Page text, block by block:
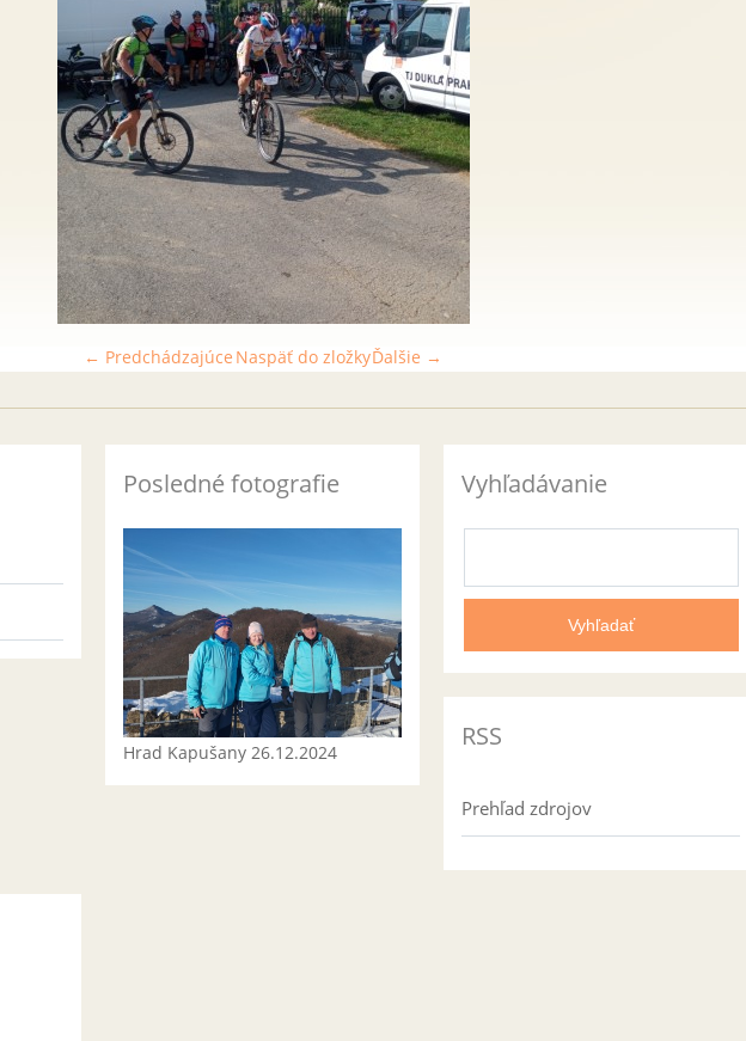
← Predchádzajúce Ďalšie →
Naspäť do zložky
Posledné fotografie
Hrad Kapušany 26.12.2024
Vyhľadávanie
RSS
Prehľad zdrojov